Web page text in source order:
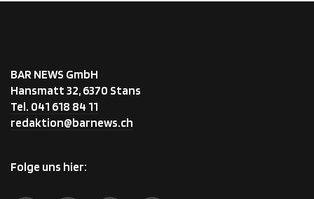
BAR NEWS GmbH
Hansmatt 32, 6370 Stans
Tel. 041 618 84 11
redaktion@barnews.ch
Folge uns hier: